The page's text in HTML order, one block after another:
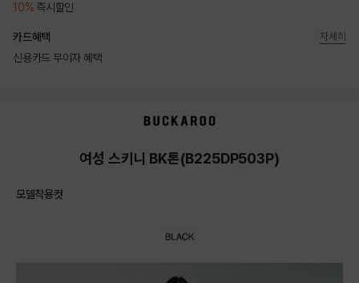
10% 즉시할인
카드혜택
신용카드 무이자 혜택
자세히
여성 스키니 BK톤(B225DP503P)
모델착용컷